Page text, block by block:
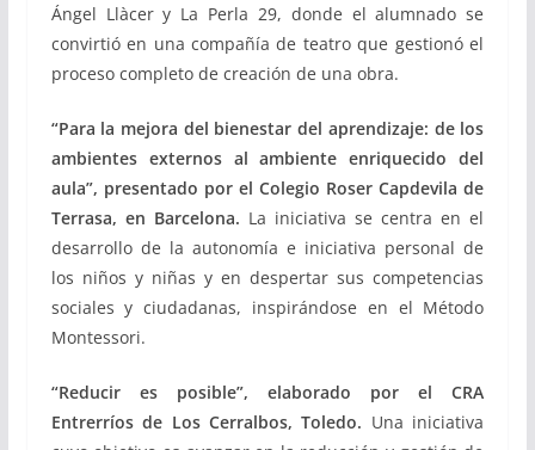
Ángel Llàcer y La Perla 29, donde el alumnado se
convirtió en una compañía de teatro que gestionó el
proceso completo de creación de una obra.
“Para la mejora del bienestar del aprendizaje: de los
ambientes externos al ambiente enriquecido del
aula”, presentado por el Colegio Roser Capdevila de
Terrasa, en Barcelona. La iniciativa se centra en el
desarrollo de la autonomía e iniciativa personal de
los niños y niñas y en despertar sus competencias
sociales y ciudadanas, inspirándose en el Método
Montessori.
“Reducir es posible”, elaborado por el CRA
Entrerríos de Los Cerralbos, Toledo. Una iniciativa